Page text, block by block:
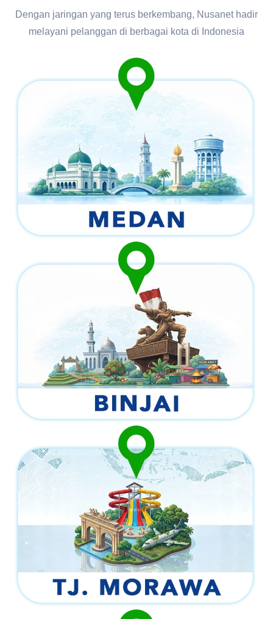
Dengan jaringan yang terus berkembang, Nusanet hadir
melayani pelanggan di berbagai kota di Indonesia